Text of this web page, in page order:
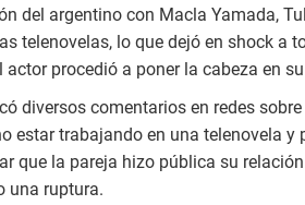
del argentino con Macla Yamada,
telenovelas, lo que dejó en shock a
actor procedió a poner la cabeza en
diversos comentarios en redes
estar trabajando en una telenovela y
que la pareja hizo pública su
una ruptura.